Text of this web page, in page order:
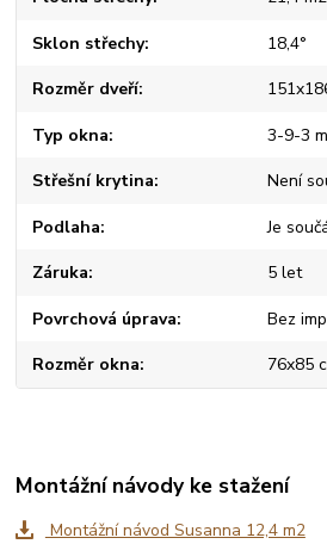
Sklon střechy 18,4°
Rozměr dveří
Typ okna 3-9-3
Střešní krytina Není
Podlaha Je
Záruka 5 let
Povrchová úprava Bez
Rozměr okna 76x85
Montážní návody ke stažení
Montážní návod Susanna 12,4 m2